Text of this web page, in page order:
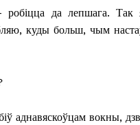
да лепшага. Так
куды больш, чым
аднавяскоўцам вокны,